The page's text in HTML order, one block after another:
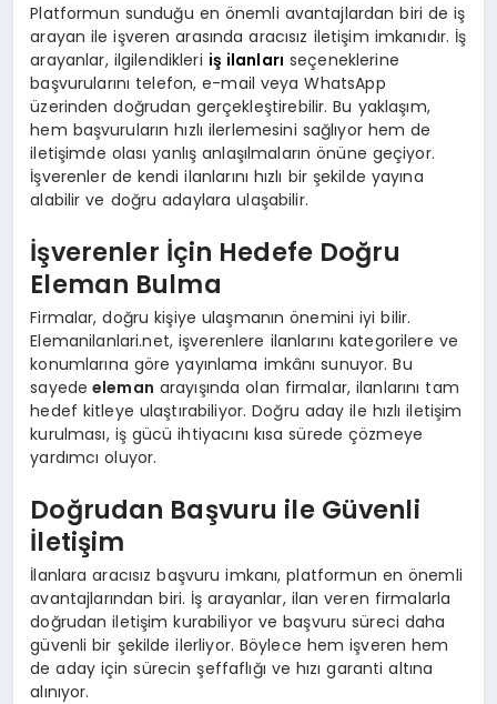
Platformun sunduğu en önemli avantajlardan biri de iş
arayan ile işveren arasında aracısız iletişim imkanıdır. İş
arayanlar, ilgilendikleri iş ilanları seçeneklerine
başvurularını telefon, e-mail veya WhatsApp
üzerinden doğrudan gerçekleştirebilir. Bu yaklaşım,
hem başvuruların hızlı ilerlemesini sağlıyor hem de
iletişimde olası yanlış anlaşılmaların önüne geçiyor.
İşverenler de kendi ilanlarını hızlı bir şekilde yayına
alabilir ve doğru adaylara ulaşabilir.
İşverenler İçin Hedefe Doğru
Eleman Bulma
Firmalar, doğru kişiye ulaşmanın önemini iyi bilir.
Elemanilanlari.net, işverenlere ilanlarını kategorilere ve
konumlarına göre yayınlama imkânı sunuyor. Bu
sayede eleman arayışında olan firmalar, ilanlarını tam
hedef kitleye ulaştırabiliyor. Doğru aday ile hızlı iletişim
kurulması, iş gücü ihtiyacını kısa sürede çözmeye
yardımcı oluyor.
Doğrudan Başvuru ile Güvenli
İletişim
İlanlara aracısız başvuru imkanı, platformun en önemli
avantajlarından biri. İş arayanlar, ilan veren firmalarla
doğrudan iletişim kurabiliyor ve başvuru süreci daha
güvenli bir şekilde ilerliyor. Böylece hem işveren hem
de aday için sürecin şeffaflığı ve hızı garanti altına
alınıyor.